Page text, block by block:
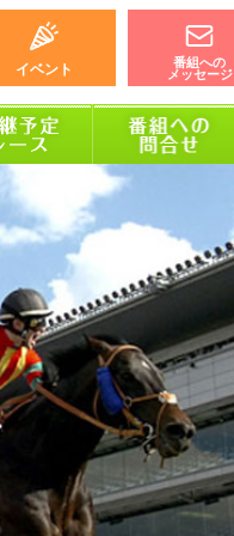
イベント
番組への
メッセージ